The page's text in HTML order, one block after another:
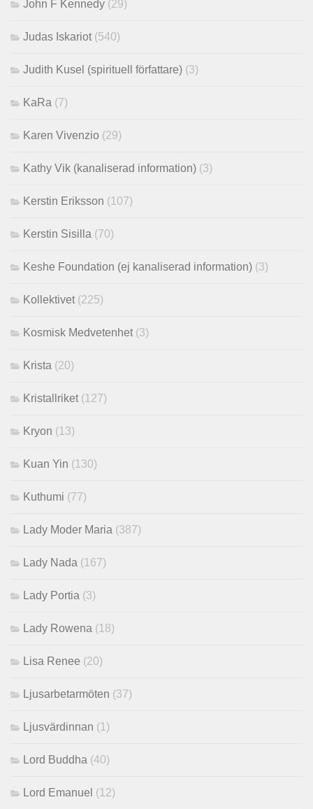
John F Kennedy (29)
Judas Iskariot(540)
Judith Kusel (spirituell författare) (3)
KaRa (7)
Karen Vivenzio (29)
Kathy Vik (kanaliserad information) (3)
Kerstin Eriksson (107)
Kerstin Sisilla (70)
Keshe Foundation (ej kanaliserad information) (3)
Kollektivet(225)
Kosmisk Medvetenhet(3)
Krista (20)
Kristallriket(127)
Kryon (13)
Kuan Yin (130)
Kuthumi (77)
Lady Moder Maria (387)
Lady Nada (167)
Lady Portia (3)
Lady Rowena (18)
Lisa Renee (20)
Ljusarbetarmöten (37)
Ljusvärdinnan (1)
Lord Buddha (40)
Lord Emanuel (12)